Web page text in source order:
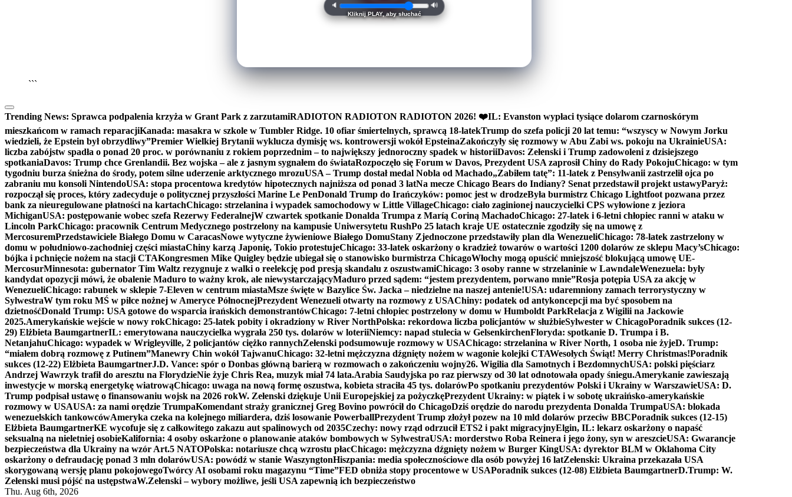
🔈 🔊
Kliknij PLAY, aby słuchać
```
Trending News: Sprawca podpalenia krzyża w Grant Park z zarzutamiRADIOTON RADIOTON RADIOTON 2026! ❤️IL: Evanston wypłaci tysiące dolarom czarnoskórym
mieszkańcom w ramach reparacjiKanada: masakra w szkole w Tumbler Ridge. 10 ofiar śmiertelnych, sprawcą 18-latekTrump do szefa policji 20 lat temu: “wszyscy w Nowym Jorku
wiedzieli, że Epstein był obrzydliwy”Premier Wielkiej Brytanii wyklucza dymisję ws. kontrowersji wokół EpsteinaZakończyły się rozmowy w Abu Zabi ws. pokoju na UkrainieUSA:
liczba zabójstw spadła o ponad 20 proc. w porównaniu z rokiem poprzednim – to największy jednoroczny spadek w historiiDavos: Zełenski i Trump zadowoleni z dzisiejszego
spotkaniaDavos: Trump chce Grenlandii. Bez wojska – ale z jasnym sygnałem do świataRozpoczęło się Forum w Davos, Prezydent USA zaprosił Chiny do Rady PokojuChicago: w tym
tygodniu burza śnieżna do środy, potem silne uderzenie arktycznego mrozuUSA – Trump dostał medal Nobla od Machado„Zabiłem tatę”: 11-latek z Pensylwanii zastrzelił ojca po
zabraniu mu konsoli NintendoUSA: stopa procentowa kredytów hipotecznych najniższa od ponad 3 latNa mecze Chicago Bears do Indiany? Senat przedstawił projekt ustawyParyż:
rozpoczął się proces, który zadecyduje o politycznej przyszłości Marine Le PenDonald Trump do Irańczyków: pomoc jest w drodzeByła burmistrz Chicago Lightfoot pozwana przez
bank za nieuregulowane płatności na kartachChicago: strzelanina i wypadek samochodowy w Little VillageChicago: ciało zaginionej nauczycielki CPS wyłowione z jeziora
MichiganUSA: postępowanie wobec szefa Rezerwy FederalnejW czwartek spotkanie Donalda Trumpa z Maríą Coriną MachadoChicago: 27-latek i 6-letni chłopiec ranni w ataku w
Lincoln ParkChicago: pracownik Centrum Medycznego postrzelony na kampusie Uniwersytetu RushPo 25 latach kraje UE ostatecznie zgodziły się na umowę z
MercosuremPrzedstawiciele Białego Domu w CaracasNowe wytyczne żywieniowe Białego DomuStany Zjednoczone przedstawiły plan dla WenezueliChicago: 78-latek zastrzelony w
domu w południowo-zachodniej części miastaChiny karzą Japonię, Tokio protestujeChicago: 33-latek oskarżony o kradzież towarów o wartości 1200 dolarów ze sklepu Macy’sChicago:
bójka i pchnięcie nożem na stacji CTAKongresmen Mike Quigley będzie ubiegał się o stanowisko burmistrza ChicagoWłochy mogą opuścić mniejszość blokującą umowę UE-
MercosurMinnesota: gubernator Tim Waltz rezygnuje z walki o reelekcję pod presją skandalu z oszustwamiChicago: 3 osoby ranne w strzelaninie w LawndaleWenezuela: były
kandydat opozycji mówi, że obalenie Maduro to ważny krok, ale niewystarczającyMaduro przed sądem: “jestem prezydentem, porwano mnie”Rosja potępia USA za akcję w
WenezueliChicago: rabunek w sklepie 7-Eleven w centrum miastaMsze święte w Bazylice Św. Jacka – niedzielne na naszej antenie!USA: udaremniony zamach terrorystyczny w
SylwestraW tym roku MŚ w piłce nożnej w Ameryce PółnocnejPrezydent Wenezueli otwarty na rozmowy z USAChiny: podatek od antykoncepcji ma być sposobem na
dzietnośćDonald Trump: USA gotowe do wsparcia irańskich demonstrantówChicago: 7-letni chłopiec postrzelony w domu w Humboldt ParkRelacja z Wigilii na Jackowie
2025.Amerykańskie wejście w nowy rokChicago: 25-latek pobity i okradziony w River NorthPolska: rekordowa liczba policjantów w służbieSylwester w ChicagoPoradnik sukces (12-
29) Elżbieta BaumgartnerIL: emerytowana nauczycielka wygrała 250 tys. dolarów w loteriiNiemcy: napad stulecia w GelsenkirchenFloryda: spotkanie D. Trumpa i B.
NetanjahuChicago: wypadek w Wrigleyville, 2 policjantów ciężko rannychZełenski podsumowuje rozmowy w USAChicago: strzelanina w River North, 1 osoba nie żyjeD. Trump:
“miałem dobrą rozmowę z Putinem”Manewry Chin wokół TajwanuChicago: 32-letni mężczyzna dźgnięty nożem w wagonie kolejki CTAWesołych Świąt! Merry Christmas!Poradnik
sukces (12-22) Elżbieta BaumgartnerJ.D. Vance: spór o Donbas główną barierą w rozmowach o zakończeniu wojny26. Wigilia dla Samotnych i BezdomnychUSA: polski pięściarz
Andrzej Wawrzyk trafił do aresztu na FlorydzieNie żyje Chris Rea, muzyk miał 74 lata.Arabia Saudyjska po raz pierwszy od 30 lat odnotowała opady śniegu.Amerykanie zawieszają
inwestycje w morską energetykę wiatrowąChicago: uwaga na nową formę oszustwa, kobieta straciła 45 tys. dolarówPo spotkaniu prezydentów Polski i Ukrainy w WarszawieUSA: D.
Trump podpisał ustawę o finansowaniu wojsk na 2026 rokW. Zełenski dziękuje Unii Europejskiej za pożyczkęPrezydent Ukrainy: w piątek i w sobotę ukraińsko-amerykańskie
rozmowy w USAUSA: za nami orędzie TrumpaKomendant straży granicznej Greg Bovino powrócił do ChicagoDziś orędzie do narodu prezydenta Donalda TrumpaUSA: blokada
wenezuelskich tankowcówAmeryka czeka na kolejnego miliardera, dziś losowanie PowerballPrezydent Trump złożył pozew na 10 mld dolarów przeciw BBCPoradnik sukces (12-15)
Elżbieta BaumgartnerKE wycofuje się z całkowitego zakazu aut spalinowych od 2035Czechy: nowy rząd odrzucił ETS2 i pakt migracyjnyElgin, IL: lekarz oskarżony o napaść
seksualną na nieletniej osobieKalifornia: 4 osoby oskarżone o planowanie ataków bombowych w SylwestraUSA: morderstwo Roba Reinera i jego żony, syn w areszcieUSA: Gwarancje
bezpieczeństwa dla Ukrainy na wzór Art.5 NATOPolska: notariusze chcą wzrostu płacChicago: mężczyzna dźgnięty nożem w Burger KingUSA: dyrektor BLM w Oklahoma City
oskarżony o defraudację ponad 3 mln dolarówUSA: powódź w stanie WaszyngtonHiszpania: media społecznościowe dla osób powyżej 16 latZełenski: Ukraina przekazała USA
skorygowaną wersję planu pokojowegoTwórcy AI osobami roku magazynu “Time”FED obniża stopy procentowe w USAPoradnik sukces (12-08) Elżbieta BaumgartnerD.Trump: W.
Zełenski musi pójść na ustępstwaW.Zełenski – wybory możliwe, jeśli USA zapewnią ich bezpieczeństwo
Thu. Aug 6th, 2026